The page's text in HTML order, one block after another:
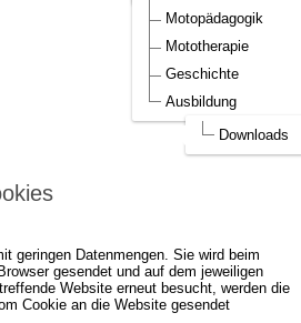
Motopädagogik
Mototherapie
Geschichte
Ausbildung
Downloads
gestalten und
zu können, verwendet
stimmen Sie der Verwendung von
geringen Datenmengen. Sie wird beim
gesendet und auf dem jeweiligen
Website erneut besucht, werden die
Cookie an die Website gesendet